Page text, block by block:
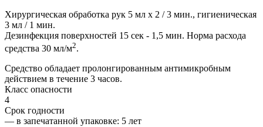
Хирургическая обработка рук 5 мл х 2 / 3 мин., гигиеническая
3 мл / 1 мин.
Дезинфекция поверхностей 15 сек - 1,5 мин. Норма расхода
средства 30 мл/м2.
Средство обладает пролонгированным антимикробным
действием в течение 3 часов.
Класс опасности
4
Срок годности
— в запечатанной упаковке: 5 лет